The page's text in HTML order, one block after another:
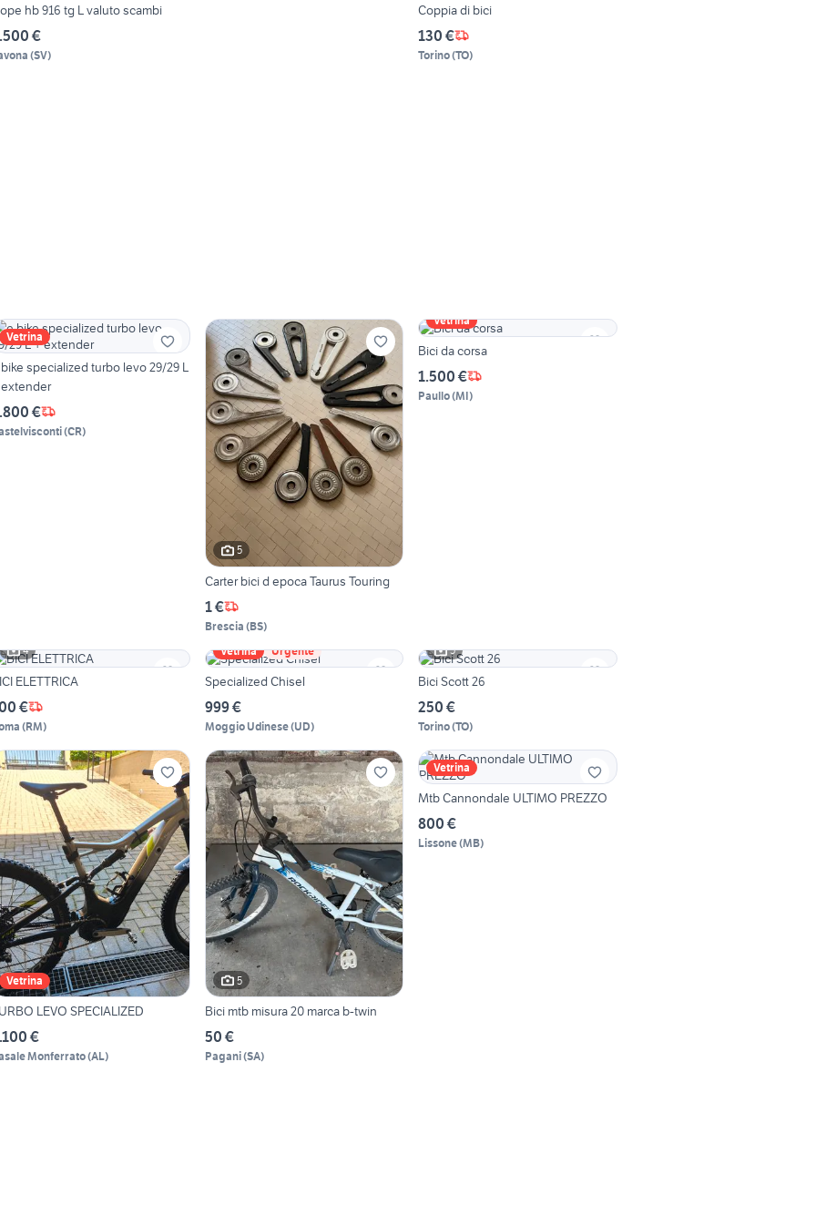
hb 916 tg L valuto scambi
€
(SV)
Coppia di bici
130 €
Torino(TO)
Vetrina
turbo levo 29/29 L
€
(CR)
5
Carter bici d epoca Taurus Touring
1 €
Brescia (BS)
Vetrina
Bici da corsa
1.500 €
Paullo(MI)
4
ELETTRICA
€
(RM)
Vetrina Urgente
Specialized Chisel
999 €
Moggio Udinese(UD)
5
Bici Scott 26
250 €
Torino(TO)
Vetrina
LEVO SPECIALIZED
€
Monferrato(AL)
5
Bici mtb misura 20 marca b-twin
50 €
Pagani(SA)
Vetrina
Mtb Cannondale ULTIMO PREZZO
800 €
Lissone(MB)